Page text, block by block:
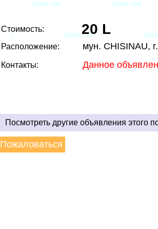
Стоимость: 20 L
Расположение: мун. CHISINAU,
Контакты: Данное
Посмотреть другие объявления этого
Пожаловаться